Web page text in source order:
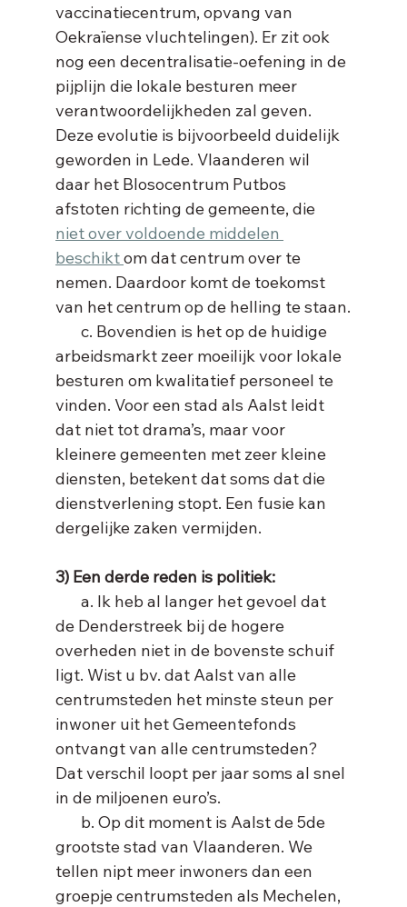
vaccinatiecentrum, opvang van
Oekraïense vluchtelingen). Er zit ook
nog een decentralisatie-oefening in de
pijplijn die lokale besturen meer
verantwoordelijkheden zal geven.
Deze evolutie is bijvoorbeeld duidelijk
geworden in Lede. Vlaanderen wil
daar het Blosocentrum Putbos
afstoten richting de gemeente, die
niet over voldoende middelen
beschikt om dat centrum over te
nemen. Daardoor komt de toekomst
van het centrum op de helling te staan.
       c. Bovendien is het op de huidige
arbeidsmarkt zeer moeilijk voor lokale
besturen om kwalitatief personeel te
vinden. Voor een stad als Aalst leidt
dat niet tot drama’s, maar voor
kleinere gemeenten met zeer kleine
diensten, betekent dat soms dat die
dienstverlening stopt. Een fusie kan
3) Een derde reden is politiek:
       a. Ik heb al langer het gevoel dat
de Denderstreek bij de hogere
overheden niet in de bovenste schuif
ligt. Wist u bv. dat Aalst van alle
centrumsteden het minste steun per
inwoner uit het Gemeentefonds
ontvangt van alle centrumsteden?
Dat verschil loopt per jaar soms al snel
in de miljoenen euro’s.
grootste stad van Vlaanderen. We
tellen nipt meer inwoners dan een
groepje centrumsteden als Mechelen,